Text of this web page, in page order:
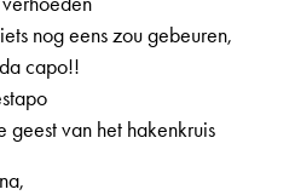
nog eens zou gebeuren,
capo!!
geest van het hakenkruis